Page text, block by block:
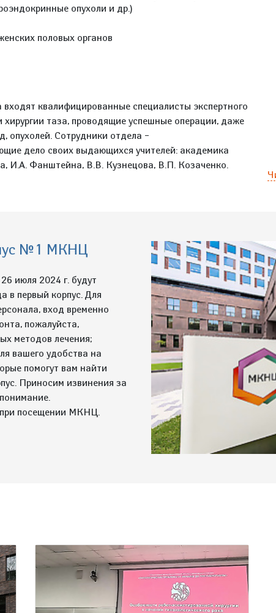
опухоли и др.)
половых органов
квалифицированные специалисты экспертного
таза, проводящие успешные операции, даже
опухолей. Сотрудники отдела –
дело своих выдающихся учителей: академика
И.А. Фанштейна, В.В. Кузнецова, В.П. Козаченко.
№1 МКНЦ
июля 2024 г. будут
в первый корпус. Для
вход временно
пожалуйста,
методов лечения;
вашего удобства на
помогут вам найти
Приносим извинения за
посещении МКНЦ.